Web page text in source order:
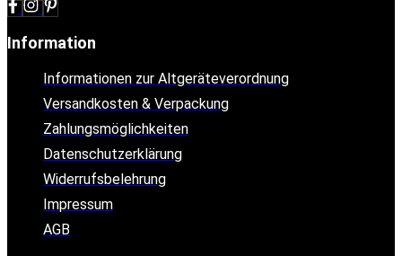
Information
Informationen zur Altgeräteverordnung
Versandkosten & Verpackung
Zahlungsmöglichkeiten
Datenschutzerklärung
Widerrufsbelehrung
Impressum
AGB